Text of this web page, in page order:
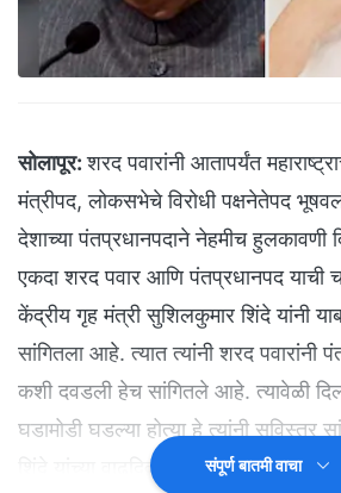
सोलापूर: शरद पवारांनी आतापर्यंत
मंत्रीपद, लोकसभेचे विरोधी पक्षनेतेपद
देशाच्या पंतप्रधानपदाने नेहमीच हुलकावणी
एकदा शरद पवार आणि पंतप्रधानपद याची
केंद्रीय गृह मंत्री सुशिलकुमार शिंदे यांनी
सांगितला आहे. त्यात त्यांनी शरद पवारांनी
कशी दवडली हेच सांगितले आहे. त्यावेळी
घडामोडी घडल्या होत्या हे त्यांनी सविस्तर
शिंदे यांच्या वाढदिवसानिमित्तानेसंपूर्ण बातमी वाचा